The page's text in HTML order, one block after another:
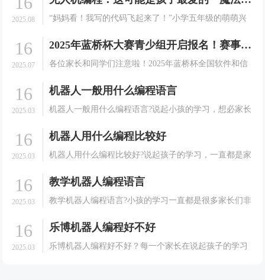
2025.08
“妈妈看！我写的代码飞起来了！”小学五年级的萌萌兴
成就感的光芒。这不是科幻电影中的场景，而是发生在
学习变.
16
2025.07
2025年蓝桥杯大赛青少组开启报名！赛事详情及注册指南请查收
各位家长和同学们注意啦！2025年蓝桥杯全国软件和信
向在校中小学生的全国性竞赛，秉承公平、公正、公
台。下.
16
2025.03
机器人一般用什么编程语言
机器人一般用什么编程语言?说起小孩的学习，想必家长
习方面可以说是相当耐心的。会给孩子选择一些能够有
习机器.
16
2025.03
机器人用什么编程比较好
机器人用什么编程比较好?说起孩子的学习，一直都是家
子的学习方面可以说是相当的耐心的。会给孩子选择一
要孩子.
16
2025.03
教学机器人编程语言
教学机器人编程语言?小孩的学习一直都是很多家长们非
一些能有利于孩子成长的课程。就拿现在很多的家长想
了解一.
16
2025.03
乐博机器人编程好不好
乐博机器人编程好不好？每一个家长在说起孩子的学习